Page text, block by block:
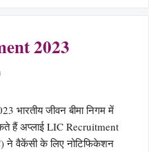
2023
भारतीय जीवन बीमा निगम में
हैं अप्लाई LIC Recruitment
ने वैकेंसी के लिए नोटिफिकेशन